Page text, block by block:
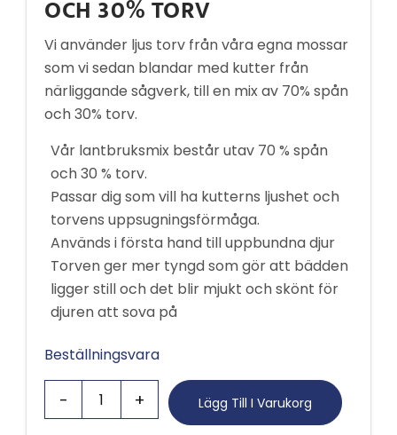
OCH 30% TORV
Vi använder ljus torv från våra egna mossar
som vi sedan blandar med kutter från
närliggande sågverk, till en mix av 70% spån
och 30% torv.
Vår lantbruksmix består utav 70 % spån
och 30 % torv.
Passar dig som vill ha kutterns ljushet och
torvens uppsugningsförmåga.
Används i första hand till uppbundna djur
Torven ger mer tyngd som gör att bädden
ligger still och det blir mjukt och skönt för
djuren att sova på
Beställningsvara
Lägg Till I Varukorg